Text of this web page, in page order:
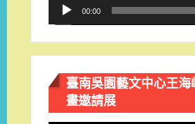
00:00
臺南吳園藝文中心王
畫邀請展